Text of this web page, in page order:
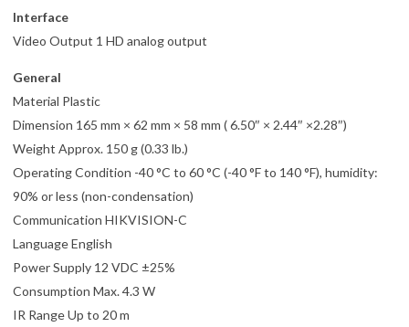
Interface
Video Output 1 HD analog output
General
Material Plastic
Dimension 165 mm × 62 mm × 58 mm ( 6.50″ × 2.44″ ×2.28″)
Weight Approx. 150 g (0.33 lb.)
Operating Condition -40 °C to 60 °C (-40 °F to 140 °F), humidity:
90% or less (non-condensation)
Communication HIKVISION-C
Language English
Power Supply 12 VDC ±25%
Consumption Max. 4.3 W
IR Range Up to 20 m